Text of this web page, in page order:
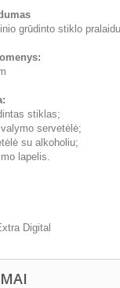
grūdinto stiklo
stiklas;
servetėlė;
su alkoholiu;
lapelis.
Digital